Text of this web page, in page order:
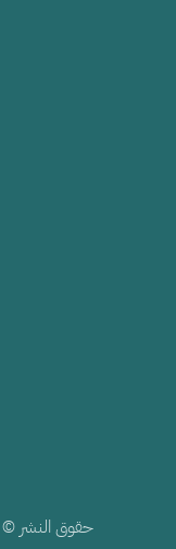
حقوق النشر ©